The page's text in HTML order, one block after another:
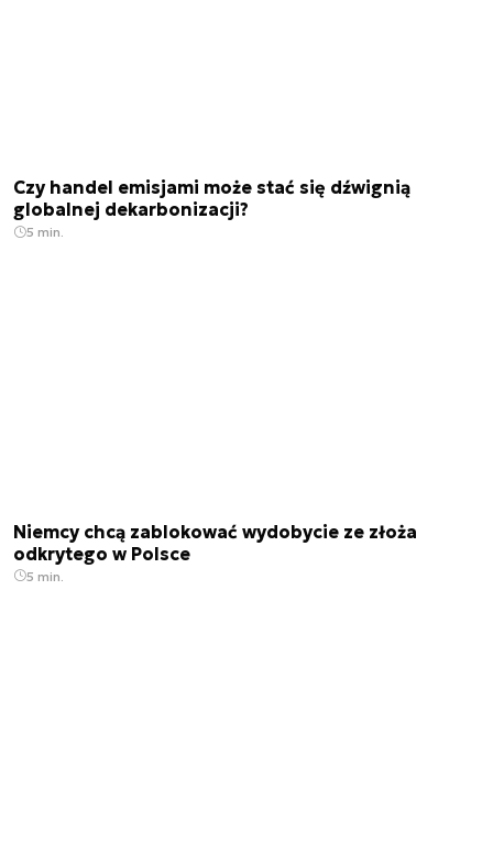
Czy handel emisjami może stać się dźwignią
globalnej dekarbonizacji?
5 min.
Niemcy chcą zablokować wydobycie ze złoża
odkrytego w Polsce
5 min.